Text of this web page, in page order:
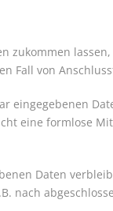
zukommen
Fall von
eingegebenen
eine formlose
Daten
nach